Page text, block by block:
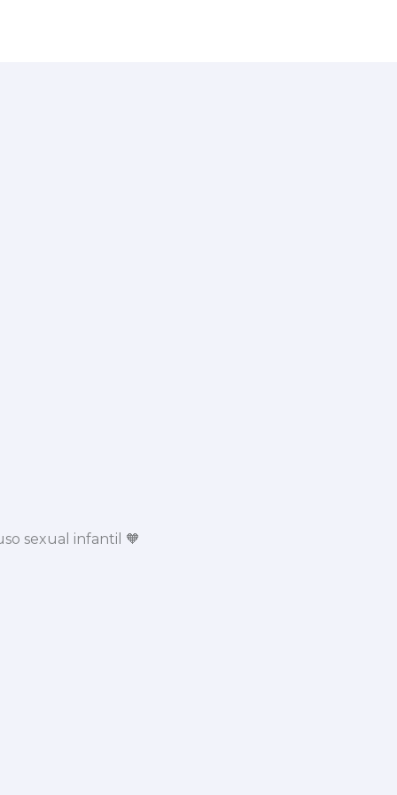
sexual infantil 🧡